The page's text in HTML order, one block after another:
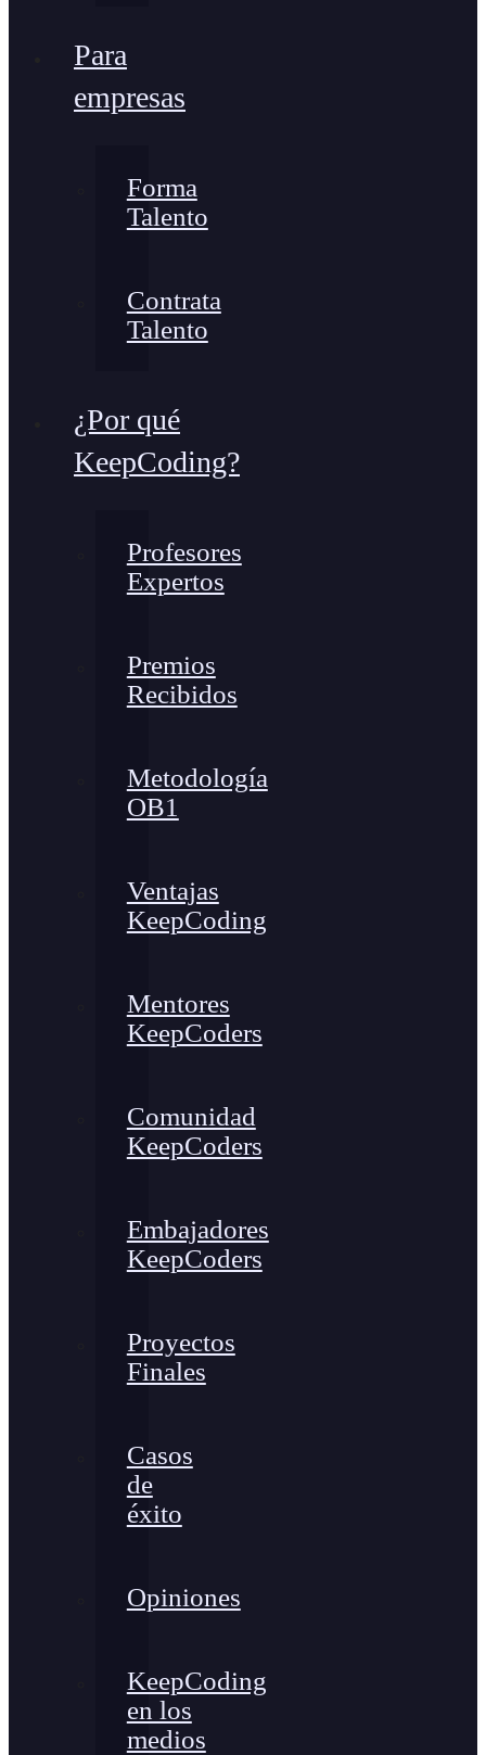
Para
empresas
Forma
Talento
Contrata
Talento
¿Por qué
KeepCoding?
Profesores
Expertos
Premios
Recibidos
Metodología
OB1
Ventajas
KeepCoding
Mentores
KeepCoders
Comunidad
KeepCoders
Embajadores
KeepCoders
Proyectos
Finales
Casos
de
éxito
Opiniones
KeepCoding
en los
medios